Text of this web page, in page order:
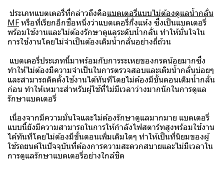
ประเภทแบตเตอรี่ที่กล่าวถึงคือแบตเตอรี่แบบไม่ต้องดูแลน้ำกลั่น
MFหรือที่เรียกอีกชื่อหนึ่งว่าแบตเตอรี่กึ่งแห้ง ซึ่งเป็นแบตเตอรี่
พร้อมใช้งานและไม่ต้องรักษาดูแลระดับน้ำกลั่น ทำให้มั่นใจใน
การใช้งานโดยไม่จำเป็นต้องเติมน้ำกลั่นอย่างถี่ถ้วน
แบตเตอรี่ประเภทนี้มาพร้อมกับการระเหยของกรดน้อยมากซึ่ง
ทำให้ไม่ต้องมีความจำเป็นในการตรวจสอบและเติมน้ำกลั่นบ่อยๆ
และสามารถติดตั้งใช้งานได้ทันทีโดยไม่ต้องมีขั้นตอนเติมน้ำกลั่น
ก่อน ทำให้เหมาะสำหรับผู้ใช้ที่ไม่มีเวลาว่างมากนักในการดูแล
รักษาแบตเตอรี่
เนื่องจากมีความมั่นใจและไม่ต้องรักษาดูแลมากมาย แบตเตอรี่
แบบนี้ยังมีความสามารถในการให้กำลังไฟสตาร์ทสูงพร้อมใช้งาน
ได้ทันทีโดยไม่ต้องมีขั้นตอนเพิ่มเติมใดๆ ทำให้เป็นที่นิยมของผู้
ใช้รถยนต์ในปัจจุบันที่ต้องการความสะดวกสบายและไม่มีเวลาใน
การดูแลรักษาแบตเตอรี่อย่างใกล้ชิด